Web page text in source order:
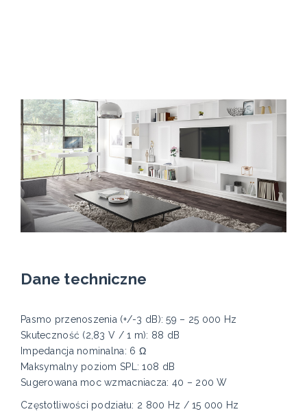
Dane techniczne
Pasmo przenoszenia (+/-3 dB): 59 – 25 000 Hz
Skuteczność (2,83 V / 1 m): 88 dB
Impedancja nominalna: 6 Ω
Maksymalny poziom SPL: 108 dB
Sugerowana moc wzmacniacza: 40 – 200 W
Częstotliwości podziału: 2 800 Hz / 15 000 Hz